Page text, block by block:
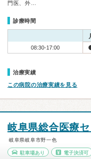
門医、外…
診療時間
08:30-17:00
治療実績
この病院の治療実績を見る
岐阜県総合医療
岐阜県岐阜市野一色
駐車場あり 電子決済可